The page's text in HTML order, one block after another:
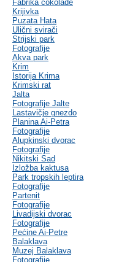
Fabrika čokolade
Krijivka
Puzata Hata
Ulični svirači
Strijski park
Fotografije
Akva park
Krim
Istorija Krima
Krimski rat
Jalta
Fotografije Jalte
Lastavičje gnezdo
Planina Ai-Petra
Fotografije
Alupkinski dvorac
Fotografije
Nikitski Sad
Izložba kaktusa
Park tropskih leptira
Fotografije
Partenit
Fotografije
Livadijski dvorac
Fotografije
Pećine Ai-Petre
Balaklava
Muzej Balaklava
Fotografije